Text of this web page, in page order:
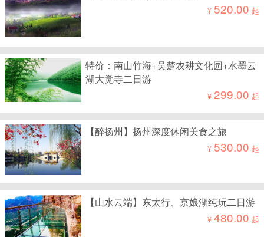
¥520.00 起
特价：南山竹海+吴楚农耕文化园+水墨云
湖大觉寺二日游
¥299.00 起
【醉扬州】扬州深度休闲美食之旅
¥530.00 起
【山水云端】东太行、京娘湖纯玩二日游
¥480.00 起